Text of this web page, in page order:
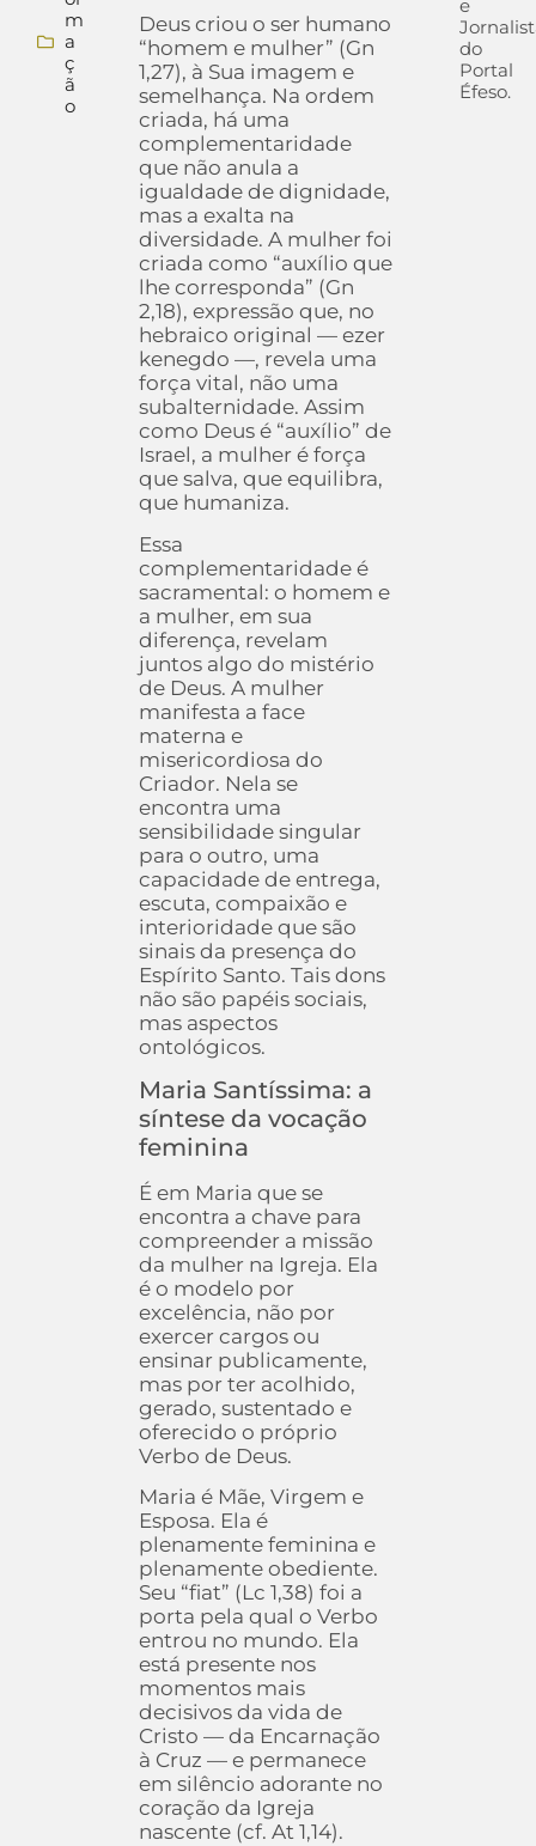
m
a
ç
ã
o
Deus criou o ser humano
“homem e mulher” (Gn
1,27), à Sua imagem e
semelhança. Na ordem
criada, há uma
complementaridade
que não anula a
igualdade de dignidade,
mas a exalta na
diversidade. A mulher foi
criada como “auxílio que
lhe corresponda” (Gn
2,18), expressão que, no
hebraico original — ezer
kenegdo —, revela uma
força vital, não uma
subalternidade. Assim
como Deus é “auxílio” de
Israel, a mulher é força
que salva, que equilibra,
que humaniza.
Essa
complementaridade é
sacramental: o homem e
a mulher, em sua
diferença, revelam
juntos algo do mistério
de Deus. A mulher
manifesta a face
materna e
misericordiosa do
Criador. Nela se
encontra uma
sensibilidade singular
para o outro, uma
capacidade de entrega,
escuta, compaixão e
interioridade que são
sinais da presença do
Espírito Santo. Tais dons
não são papéis sociais,
mas aspectos
ontológicos.
Maria Santíssima: a
síntese da vocação
feminina
É em Maria que se
encontra a chave para
compreender a missão
da mulher na Igreja. Ela
é o modelo por
excelência, não por
exercer cargos ou
ensinar publicamente,
mas por ter acolhido,
gerado, sustentado e
oferecido o próprio
Verbo de Deus.
Maria é Mãe, Virgem e
Esposa. Ela é
plenamente feminina e
plenamente obediente.
Seu “fiat” (Lc 1,38) foi a
porta pela qual o Verbo
entrou no mundo. Ela
está presente nos
momentos mais
decisivos da vida de
Cristo — da Encarnação
à Cruz — e permanece
em silêncio adorante no
coração da Igreja
nascente (cf. At 1,14).
e
do
Portal
Éfeso.